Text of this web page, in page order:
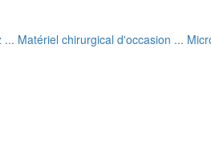
Matériel chirurgical d'occasion ...